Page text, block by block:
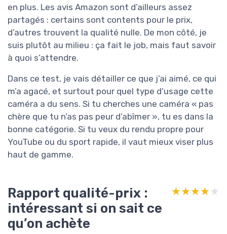
en plus. Les avis Amazon sont d’ailleurs assez
partagés : certains sont contents pour le prix,
d’autres trouvent la qualité nulle. De mon côté, je
suis plutôt au milieu : ça fait le job, mais faut savoir
à quoi s’attendre.
Dans ce test, je vais détailler ce que j’ai aimé, ce qui
m’a agacé, et surtout pour quel type d’usage cette
caméra a du sens. Si tu cherches une caméra « pas
chère que tu n’as pas peur d’abîmer », tu es dans la
bonne catégorie. Si tu veux du rendu propre pour
YouTube ou du sport rapide, il vaut mieux viser plus
haut de gamme.
Rapport qualité-prix :
intéressant si on sait ce
qu’on achète
★★★★★
★★★★★